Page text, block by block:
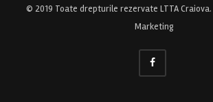
© 2019 Toate drepturile rezervate LTTA
Marketing